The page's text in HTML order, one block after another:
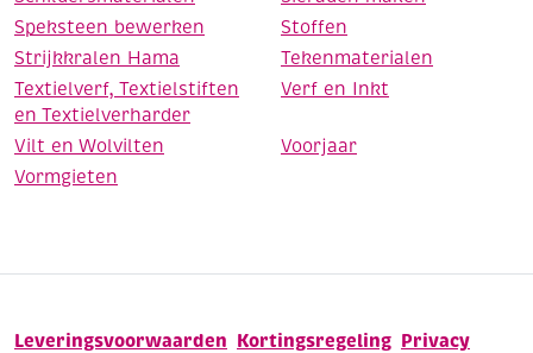
Speksteen bewerken
Stoffen
Strijkkralen Hama
Tekenmaterialen
Textielverf, Textielstiften
en Textielverharder
Verf en Inkt
Vilt en Wolvilten
Voorjaar
Vormgieten
Leveringsvoorwaarden Kortingsregeling Privacy